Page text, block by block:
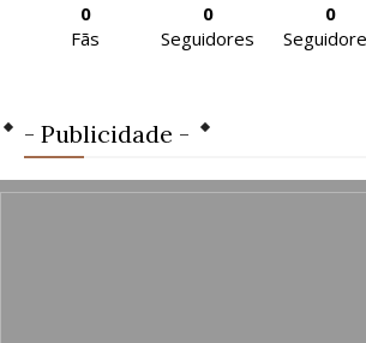
0
Fãs
0
Seguidores
0
- Publicidade -